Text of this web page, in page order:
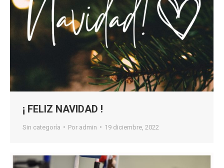
¡ FELIZ NAVIDAD !
Sin categoría Por admin 19 diciembre, 2022